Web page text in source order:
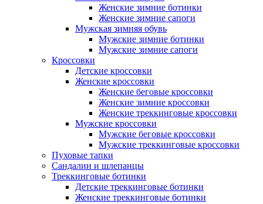
Женские зимние ботинки
Женские зимние сапоги
Мужская зимняя обувь
Мужские зимние ботинки
Мужские зимние сапоги
Кроссовки
Детские кроссовки
Женские кроссовки
Женские беговые кроссовки
Женские зимние кроссовки
Женские треккинговые кроссовки
Мужские кроссовки
Мужские беговые кроссовки
Мужские треккинговые кроссовки
Пуховые тапки
Сандалии и шлепанцы
Треккинговые ботинки
Детские треккинговые ботинки
Женские треккинговые ботинки